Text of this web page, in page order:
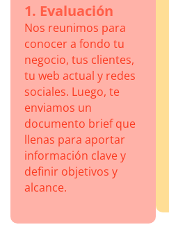
1. Evaluación
Nos reunimos para
conocer a fondo tu
negocio, tus clientes,
tu web actual y redes
sociales. Luego, te
enviamos un
documento brief que
llenas para aportar
información clave y
definir objetivos y
alcance.